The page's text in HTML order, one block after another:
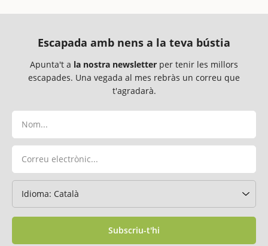
Escapada amb nens a la teva bústia
Apunta't a la nostra newsletter per tenir les millors
escapades. Una vegada al mes rebràs un correu que
t'agradarà.
Subscriu-t'hi